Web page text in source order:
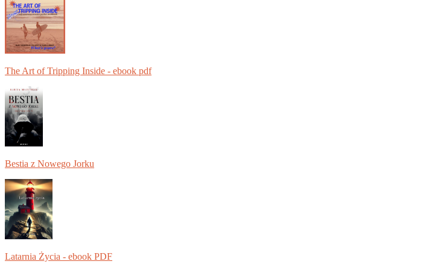
The Art of Tripping Inside - ebook pdf
Bestia z Nowego Jorku
Latarnia Życia - ebook PDF